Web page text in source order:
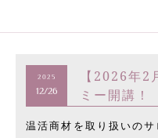
2025
12/26
【2026年2
ミー開講！
温活商材を取り扱いの